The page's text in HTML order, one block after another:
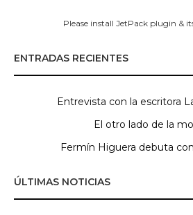
Please install JetPack plugin &
ENTRADAS RECIENTES
Entrevista con la escritora
El otro lado de la
Fermín Higuera debuta
ÚLTIMAS NOTICIAS